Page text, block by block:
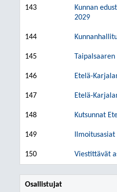
143
Kunnan
2029
144
145
146 Etelä-
147 Etelä-
148 Kutsunnat
149 Ilmoitusasiat
150 Viestittävät
Osallistujat